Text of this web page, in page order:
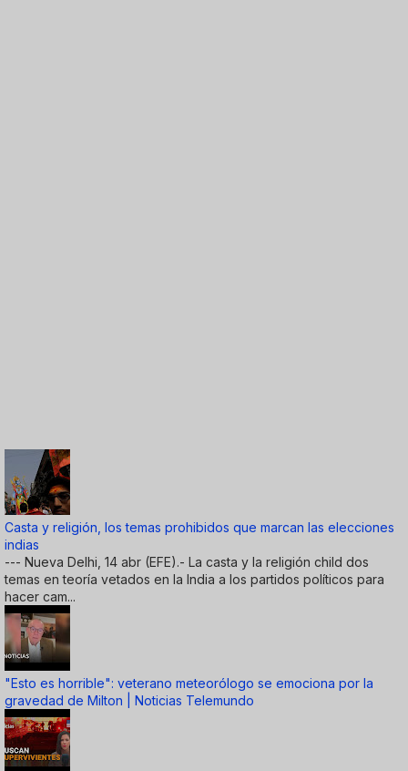
Casta y religión, los temas prohibidos que marcan las elecciones
indias
--- Nueva Delhi, 14 abr (EFE).- La casta y la religión child dos
temas en teoría vetados en la India a los partidos políticos para
hacer cam...
"Esto es horrible": veterano meteorólogo se emociona por la
gravedad de Milton | Noticias Telemundo